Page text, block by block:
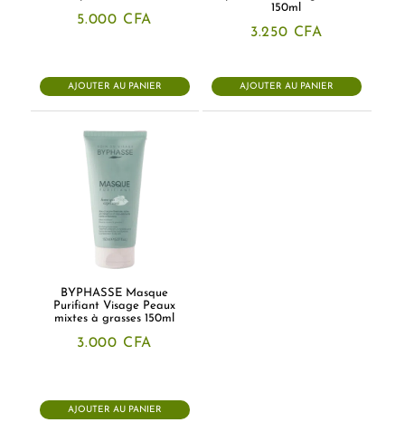
5.000 CFA
AJOUTER AU PANIER
150ml
3.250 CFA
AJOUTER AU PANIER
BYPHASSE Masque
Purifiant Visage Peaux
mixtes à grasses 150ml
3.000 CFA
AJOUTER AU PANIER